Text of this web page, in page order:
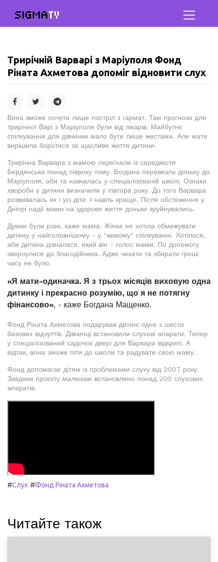
SIGMATV
Трирічній Варварі з Маріуполя Фонд
Ріната Ахметова допоміг відновити слух
Вона зможе почути лише постріл з гармат. Такі прогнози для
трирічної Варі з Маріуполя були від лікарів. Майбутнє
спілкування для дівчинки мало бути лише жестами. Але мати
вирішила боротися за щасливе життя дитини.
Трирічна Варвара з мамою переїхали із середмістя
Бердянська понад півроку тому. Богдана перевезла доньку до
Маріуполя, аби та навчалась у спеціалізованій школі. Ознаки
хвороби у дитини визначили у півтора року. До того Варвара
розвивалась як і усі діти. І навіть краще. Після обстеження у
Дніпрі надії мами на здорове життя доньки зруйнувались.
Думки були різні, каже мама. Жінка не хотіла обмежувати
дитину у найголовнішому - у "живому" спілкуванні. Хотілося,
аби дитина дізналася, який він - голос мами. По допомогу
звернулися до благодійника. Адже чекати та збирати гроші
часу не було.
«Я мати-одиначка. Я з трьох місяців виховую одна
дитинку і прекрасно розумію, що я не потягну
фінансово», - каже Богдана Мащенко.
Фонд Ріната Ахметова подарував дитині одне з шести
базових відчуттів. Дівчинці встановили слухові апарати. Тепер
у спеціалізований садочок двері для Варвари відкриті. А
відтак, вона зможе піти до школи та радувати свою маму.
Фонд допомагає дітям із проблемами слуху від 2007 року.
Завдяки проєкту малюкам встановлено понад 200 слухових
апаратів.
#Слух #Фонд Ріната Ахметова
Читайте також